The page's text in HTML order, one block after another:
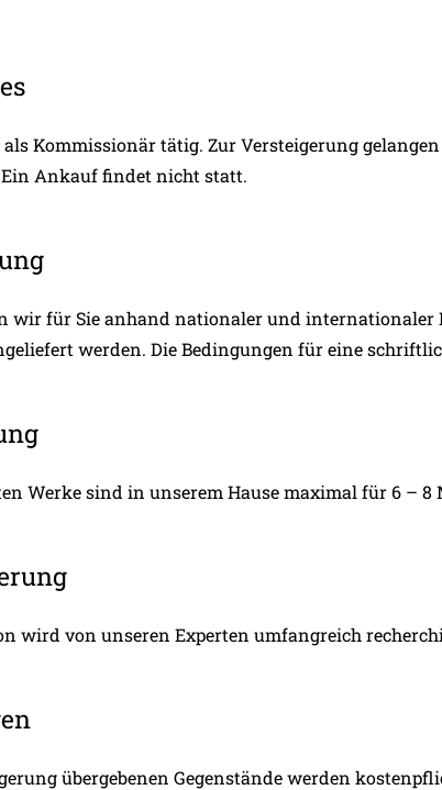
Kommissionär tätig. Zur Versteigerung
Ankauf findet nicht statt.
wir für Sie anhand nationaler und internationaler
werden. Die Bedingungen für eine
Werke sind in unserem Hause maximal für 6 –
wird von unseren Experten umfangreich
übergebenen Gegenstände werden